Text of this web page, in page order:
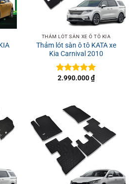
THẢM LÓT SÀN XE Ô TÔ KIA
Thảm lót sàn ô tô KATA xe
Kia Carnival 2010
Được xếp
2.990.000₫